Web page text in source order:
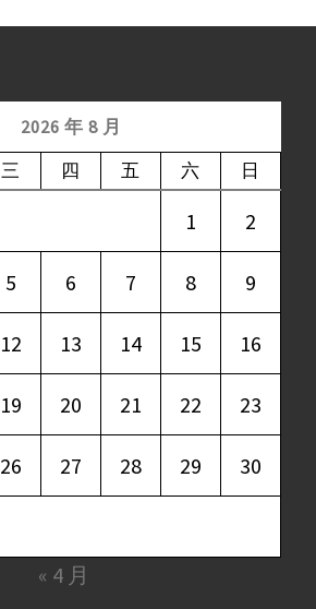
2026 年 8 月
三 四 五 六 日
1 2
5 6 7 8 9
12 13 14 15 16
19 20 21 22 23
26 27 28 29 30
« 4 月